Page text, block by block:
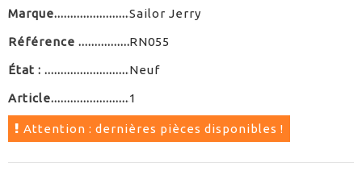
Marque Sailor Jerry
Référence RN055
État : Neuf
Article 1
Attention : dernières pièces disponibles !